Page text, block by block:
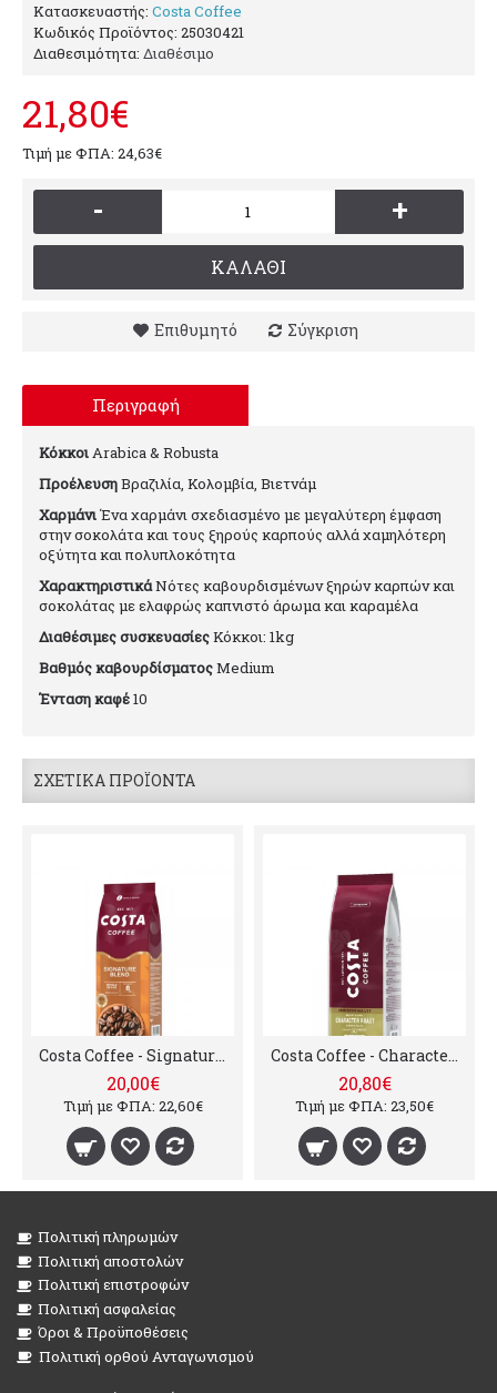
Κατασκευαστής: Costa Coffee
Κωδικός Προϊόντος: 25030421
Διαθεσιμότητα: Διαθέσιμο
21,80€
Τιμή με ΦΠΑ: 24,63€
- +
ΚΑΛΆΘΙ
Επιθυμητό Σύγκριση
Περιγραφή
ΚόκκοιArabica & Robusta
ΠροέλευσηΒραζιλία, Κολομβία, Βιετνάμ
ΧαρμάνιΈνα χαρμάνι σχεδιασμένο με μεγαλύτερη έμφαση
στην σοκολάτα και τους ξηρούς καρπούς αλλά χαμηλότερη
οξύτητα και πολυπλοκότητα
ΧαρακτηριστικάΝότες καβουρδισμένων ξηρών καρπών και
σοκολάτας με ελαφρώς καπνιστό άρωμα και καραμέλα
Διαθέσιμες συσκευασίεςΚόκκοι: 1kg
Βαθμός καβουρδίσματοςMedium
Ένταση καφέ10
ΣΧΕΤΙΚΆ ΠΡΟΪΌΝΤΑ
Costa Coffee - Signature blend Medium Roast, 1000g σε κόκκους
20,00€
Τιμή με ΦΠΑ: 22,60€
Costa Coffee - Character Roast Bright Blend, 1000g σε κόκκους
20,80€
Τιμή με ΦΠΑ: 23,50€
Πολιτική πληρωμών
Πολιτική αποστολών
Πολιτική επιστροφών
Πολιτική ασφαλείας
Όροι & Προϋποθέσεις
Πολιτική ορθού Ανταγωνισμού